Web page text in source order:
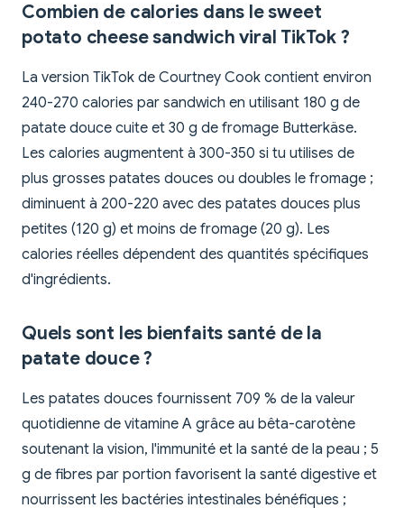
Combien de calories dans le sweet
potato cheese sandwich viral TikTok ?
La version TikTok de Courtney Cook contient environ
240-270 calories par sandwich en utilisant 180 g de
patate douce cuite et 30 g de fromage Butterkäse.
Les calories augmentent à 300-350 si tu utilises de
plus grosses patates douces ou doubles le fromage ;
diminuent à 200-220 avec des patates douces plus
petites (120 g) et moins de fromage (20 g). Les
calories réelles dépendent des quantités spécifiques
d'ingrédients.
Quels sont les bienfaits santé de la
patate douce ?
Les patates douces fournissent 709 % de la valeur
quotidienne de vitamine A grâce au bêta-carotène
soutenant la vision, l'immunité et la santé de la peau ; 5
g de fibres par portion favorisent la santé digestive et
nourrissent les bactéries intestinales bénéfiques ;